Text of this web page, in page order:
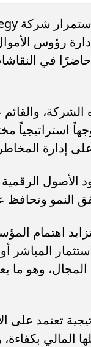
رؤوس
في
الشركة،
استراتيجياً
إدارة
الأصول
النمو
اهتمام
وهو ما
تعتمد على
المالي